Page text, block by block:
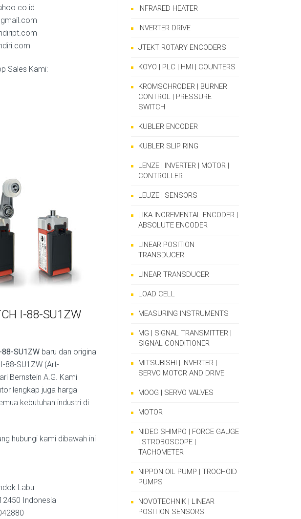
Sales Kami:
I-88-SU1ZW
88-SU1ZW baru dan original
88-SU1ZW (Art-
Bernstein A.G. Kami
lengkap juga harga
kebutuhan industri di
hubungi kami dibawah ini
Labu
Indonesia
INFRARED HEATER
INVERTER DRIVE
JTEKT ROTARY ENCODERS
KOYO | PLC | HMI | COUNTERS
KROMSCHRODER | BURNER
CONTROL | PRESSURE
SWITCH
KUBLER ENCODER
KUBLER SLIP RING
LENZE | INVERTER | MOTOR |
CONTROLLER
LEUZE | SENSORS
LIKA INCREMENTAL ENCODER |
ABSOLUTE ENCODER
LINEAR POSITION
TRANSDUCER
LINEAR TRANSDUCER
LOAD CELL
MEASURING INSTRUMENTS
MG | SIGNAL TRANSMITTER |
SIGNAL CONDITIONER
MITSUBISHI | INVERTER |
SERVO MOTOR AND DRIVE
MOOG | SERVO VALVES
MOTOR
NIDEC SHIMPO | FORCE GAUGE
| STROBOSCOPE |
TACHOMETER
NIPPON OIL PUMP | TROCHOID
PUMPS
NOVOTECHNIK | LINEAR
POSITION SENSORS